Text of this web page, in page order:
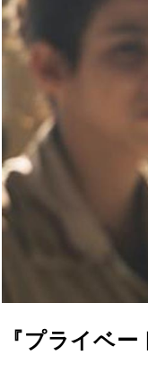
『プライベ